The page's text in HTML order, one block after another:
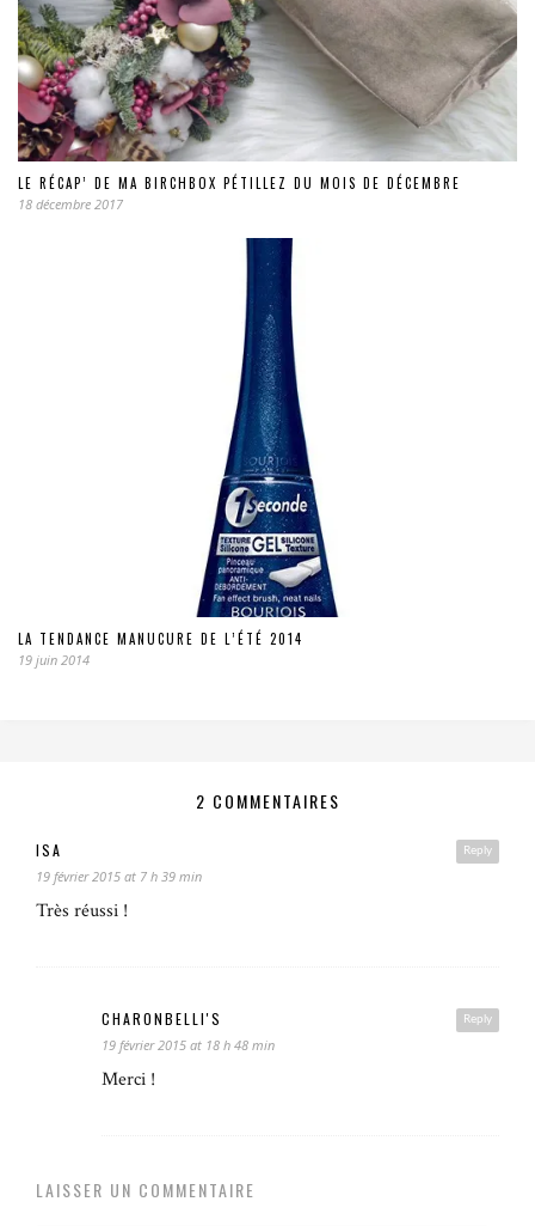
LE RÉCAP’ DE MA BIRCHBOX PÉTILLEZ DU MOIS DE DÉCEMBRE
18 décembre 2017
LA TENDANCE MANUCURE DE L’ÉTÉ 2014
19 juin 2014
2 COMMENTAIRES
Reply
ISA
19 février 2015 at 7 h 39 min
Très réussi !
Reply
CHARONBELLI'S
19 février 2015 at 18 h 48 min
Merci !
LAISSER UN COMMENTAIRE